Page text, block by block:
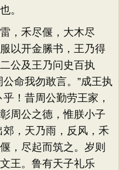
。
，禾尽偃，大木尽
以开金縢书，王乃得
公及王乃问史百执
命我勿敢言。”成王执
！昔周公勤劳王家，
周公之德，惟朕小子
，天乃雨，反风，禾
，尽起而筑之。岁则
王。鲁有天子礼乐